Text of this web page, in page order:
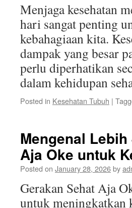
Menjaga kesehatan
hari sangat penting
kebahagiaan kita.
dampak yang besar
perlu diperhatikan
dalam kehidupan
Posted in Kesehatan Tubuh |
Mengenal
Aja Oke untuk
Posted on January 28, 2026by
Gerakan Sehat Aja
untuk meningkatkan